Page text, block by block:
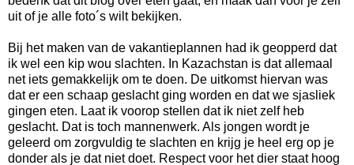
uit of je alle foto´s wilt bekijken.
Bij het maken van de vakantieplannen had ik geopperd dat
ik wel een kip wou slachten. In Kazachstan is dat allemaal
net iets gemakkelijk om te doen. De uitkomst hiervan was
dat er een schaap geslacht ging worden en dat we sjasliek
gingen eten. Laat ik voorop stellen dat ik niet zelf heb
geslacht. Dat is toch mannenwerk. Als jongen wordt je
geleerd om zorgvuldig te slachten en krijg je heel erg op je
donder als je dat niet doet. Respect voor het dier staat hoog